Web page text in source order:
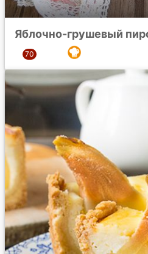
Яблочно-грушевый